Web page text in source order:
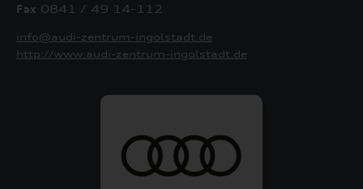
Fax 0841 / 49 14-112
info@audi-zentrum-ingolstadt.de
http://www.audi-zentrum-ingolstadt.de